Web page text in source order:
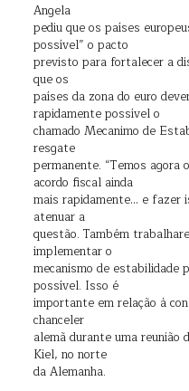
Angela
pediu que os países
possível” o pacto
previsto para fortalecer a
que os
países da zona do euro
rapidamente possível o
chamado Mecanimo de
resgate
permanente. “Temos agora
acordo fiscal ainda
mais rapidamente… e fazer
atenuar a
questão. Também
implementar o
mecanismo de estabilidade
possível. Isso é
importante em relação à
chanceler
alemã durante uma reunião
Kiel, no norte
da Alemanha.